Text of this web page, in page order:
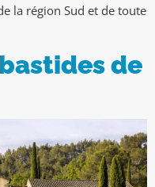
la région Sud et de toute
de